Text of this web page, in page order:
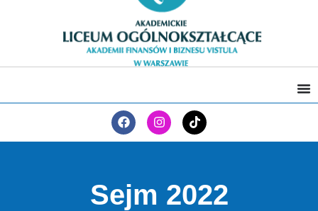
Sejm 2022